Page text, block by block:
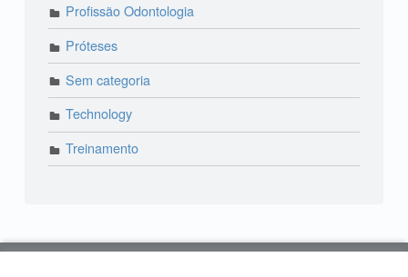
Profissão Odontologia
Próteses
Sem categoria
Technology
Treinamento